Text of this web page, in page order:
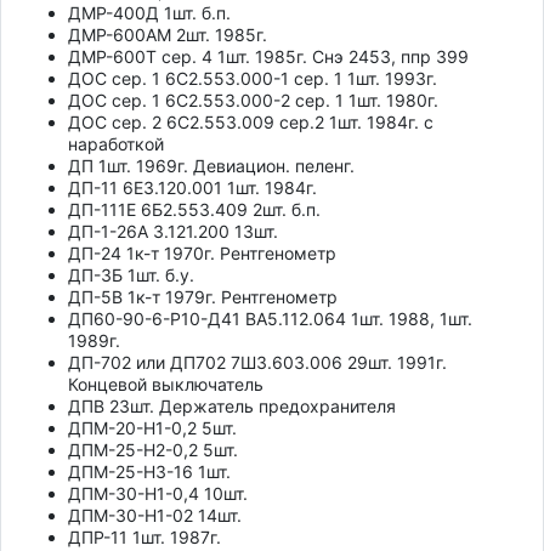
ДМР-400Д 1шт. б.п.
ДМР-600АМ 2шт. 1985г.
ДМР-600Т сер. 4 1шт. 1985г. Снэ 2453, ппр 399
ДОС сер. 1 6С2.553.000-1 сер. 1 1шт. 1993г.
ДОС сер. 1 6С2.553.000-2 сер. 1 1шт. 1980г.
ДОС сер. 2 6С2.553.009 сер.2 1шт. 1984г. с
наработкой
ДП 1шт. 1969г. Девиацион. пеленг.
ДП-11 6Е3.120.001 1шт. 1984г.
ДП-111Е 6Б2.553.409 2шт. б.п.
ДП-1-26А 3.121.200 13шт.
ДП-24 1к-т 1970г. Рентгенометр
ДП-3Б 1шт. б.у.
ДП-5В 1к-т 1979г. Рентгенометр
ДП60-90-6-Р10-Д41 ВА5.112.064 1шт. 1988, 1шт.
1989г.
ДП-702 или ДП702 7Ш3.603.006 29шт. 1991г.
Концевой выключатель
ДПВ 23шт. Держатель предохранителя
ДПМ-20-Н1-0,2 5шт.
ДПМ-25-Н2-0,2 5шт.
ДПМ-25-НЗ-16 1шт.
ДПМ-30-Н1-0,4 10шт.
ДПМ-30-Н1-02 14шт.
ДПР-11 1шт. 1987г.